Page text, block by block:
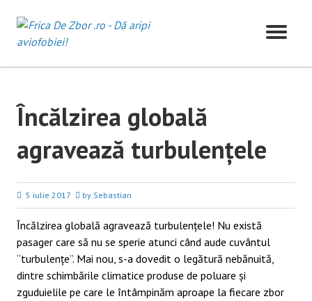
content
Încălzirea globală
agravează turbulențele
5 iulie 2017 by Sebastian
Încălzirea globală agravează turbulențele! Nu există
pasager care să nu se sperie atunci când aude cuvântul
“turbulențe”. Mai nou, s-a dovedit o legătură nebănuită,
dintre schimbările climatice produse de poluare și
zguduielile pe care le întâmpinăm aproape la fiecare zbor